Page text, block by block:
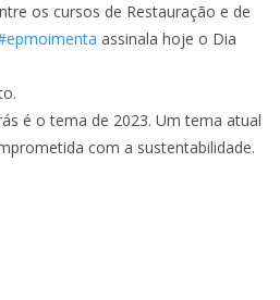
os cursos de Restauração e de
assinala hoje o Dia
é o tema de 2023. Um tema atual
com a sustentabilidade.